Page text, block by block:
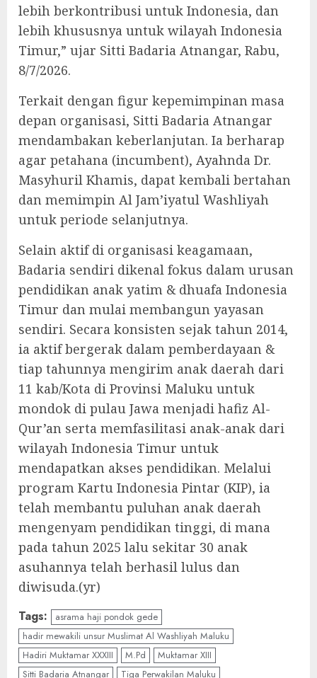
lebih berkontribusi untuk Indonesia, dan
lebih khususnya untuk wilayah Indonesia
Timur,” ujar Sitti Badaria Atnangar, Rabu,
8/7/2026.
Terkait dengan figur kepemimpinan masa
depan organisasi, Sitti Badaria Atnangar
mendambakan keberlanjutan. Ia berharap
agar petahana (incumbent), Ayahnda Dr.
Masyhuril Khamis, dapat kembali bertahan
dan memimpin Al Jam’iyatul Washliyah
untuk periode selanjutnya.
Selain aktif di organisasi keagamaan,
Badaria sendiri dikenal fokus dalam urusan
pendidikan anak yatim & dhuafa Indonesia
Timur dan mulai membangun yayasan
sendiri. Secara konsisten sejak tahun 2014,
ia aktif bergerak dalam pemberdayaan &
tiap tahunnya mengirim anak daerah dari
11 kab/Kota di Provinsi Maluku untuk
mondok di pulau Jawa menjadi hafiz Al-
Qur’an serta memfasilitasi anak-anak dari
wilayah Indonesia Timur untuk
mendapatkan akses pendidikan. Melalui
program Kartu Indonesia Pintar (KIP), ia
telah membantu puluhan anak daerah
mengenyam pendidikan tinggi, di mana
pada tahun 2025 lalu sekitar 30 anak
asuhannya telah berhasil lulus dan
diwisuda.(yr)
Tags:
asrama haji pondok gede
hadir mewakili unsur Muslimat Al Washliyah Maluku
Hadiri Muktamar XXXIII
M.Pd
Muktamar XIII
Sitti Badaria Atnangar
Tiga Perwakilan Maluku